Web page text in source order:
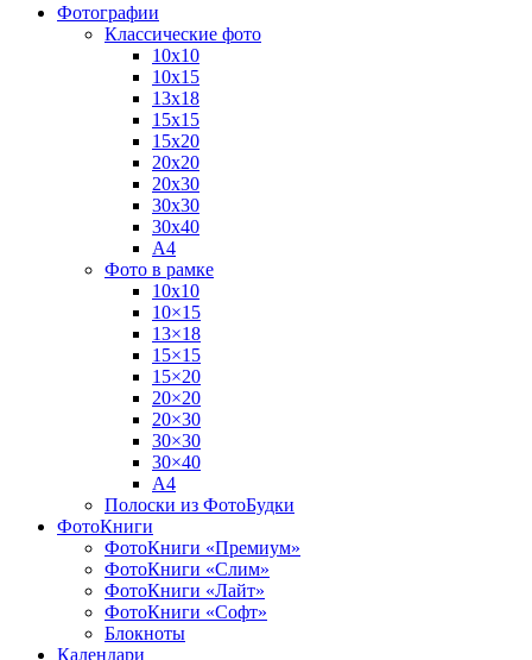
Фотографии
Классические фото
10х10
10х15
13х18
15х15
15х20
20х20
20х30
30х30
30х40
А4
Фото в рамке
10х10
10×15
13×18
15×15
15×20
20×20
20×30
30×30
30×40
A4
Полоски из ФотоБудки
ФотоКниги
ФотоКниги «Премиум»
ФотоКниги «Слим»
ФотоКниги «Лайт»
ФотоКниги «Софт»
Блокноты
Календари